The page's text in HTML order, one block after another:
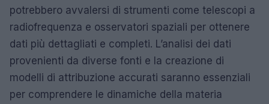
potrebbero avvalersi di strumenti come telescopi a
radiofrequenza e osservatori spaziali per ottenere
dati più dettagliati e completi. L’analisi dei dati
provenienti da diverse fonti e la creazione di
modelli di attribuzione accurati saranno essenziali
per comprendere le dinamiche della materia